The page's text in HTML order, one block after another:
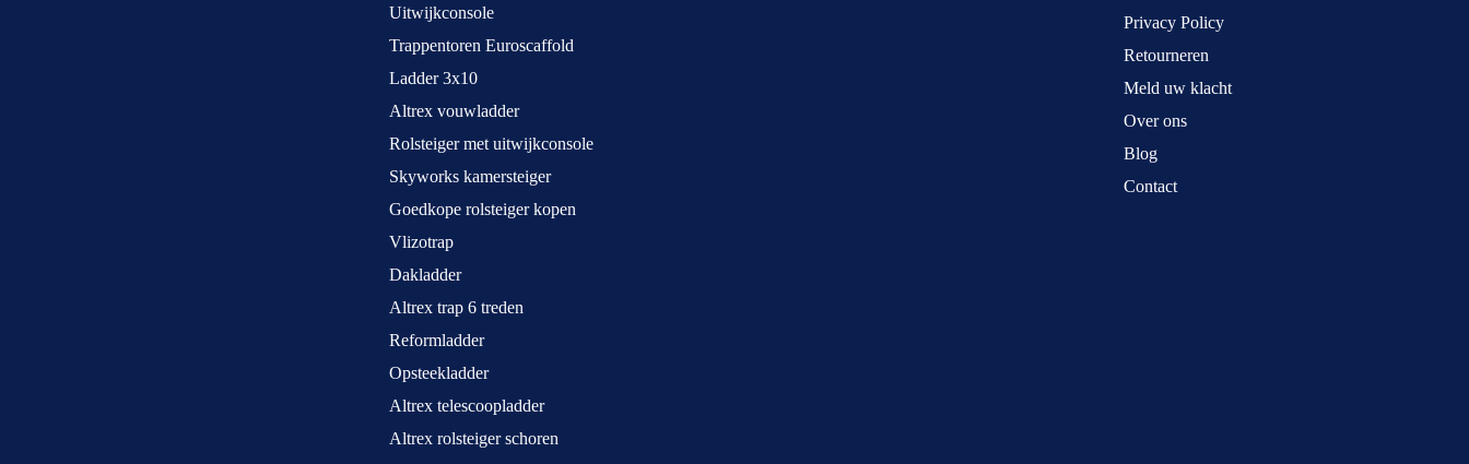
Uitwijkconsole
Trappentoren Euroscaffold
Ladder 3x10
Altrex vouwladder
Rolsteiger met uitwijkconsole
Skyworks kamersteiger
Goedkope rolsteiger kopen
Vlizotrap
Dakladder
Altrex trap 6 treden
Reformladder
Opsteekladder
Altrex telescoopladder
Altrex rolsteiger schoren
Privacy Policy
Retourneren
Meld uw klacht
Over ons
Blog
Contact